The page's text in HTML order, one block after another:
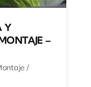
Y
–
/